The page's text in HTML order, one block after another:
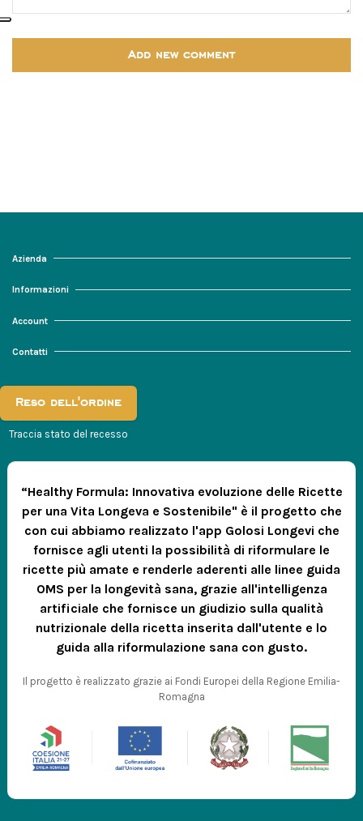
Add new comment
Azienda
Informazioni
Account
Contatti
Reso dell'ordine
Traccia stato del recesso
“Healthy Formula: Innovativa evoluzione delle Ricette
per una Vita Longeva e Sostenibile" è il progetto che
con cui abbiamo realizzato l'app Golosi Longevi che
fornisce agli utenti la possibilità di riformulare le
ricette più amate e renderle aderenti alle linee guida
OMS per la longevità sana, grazie all'intelligenza
artificiale che fornisce un giudizio sulla qualità
nutrizionale della ricetta inserita dall'utente e lo
guida alla riformulazione sana con gusto.
Il progetto è realizzato grazie ai Fondi Europei della Regione Emilia-
Romagna